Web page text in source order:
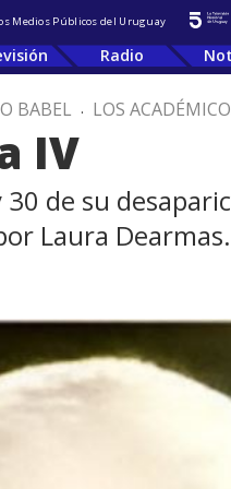
Medios Públicos del Uruguay
Radio
BABEL . LOS
IV
de su
Laura Dearmas.